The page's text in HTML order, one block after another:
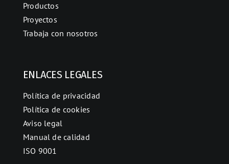
Productos
Proyectos
Trabaja con nosotros
ENLACES LEGALES
Política de privacidad
Política de cookies
Aviso legal
Manual de calidad
ISO 9001